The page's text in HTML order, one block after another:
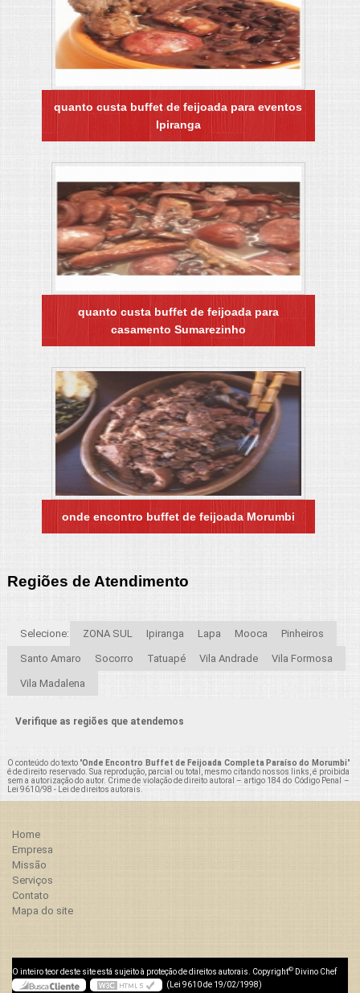
quanto custa buffet de feijoada para eventos
Ipiranga
quanto custa buffet de feijoada para
casamento Sumarezinho
onde encontro buffet de feijoada Morumbi
Regiões de Atendimento
Selecione: ZONA SUL Ipiranga Lapa Mooca Pinheiros
Santo Amaro Socorro Tatuapé Vila Andrade Vila Formosa
Vila Madalena
Verifique as regiões que atendemos
O conteúdo do texto "Onde Encontro Buffet de Feijoada Completa Paraíso do Morumbi"
é de direito reservado. Sua reprodução, parcial ou total, mesmo citando nossos links, é proibida
sem a autorização do autor. Crime de violação de direito autoral – artigo 184 do Código Penal –
Lei 9610/98 - Lei de direitos autorais
Home
Empresa
Missão
Serviços
Contato
Mapa do site
O inteiro teor deste site está sujeito à proteção de direitos autorais. Copyright© Divino Chef
(Lei 9610 de 19/02/1998)